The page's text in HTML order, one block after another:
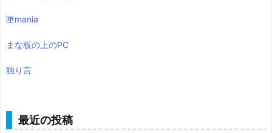
匣mania
まな板の上のPC
独り言
最近の投稿